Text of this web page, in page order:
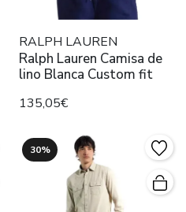
RALPH LAUREN
Ralph Lauren Camisa de
lino Blanca Custom fit
135,05€
30%